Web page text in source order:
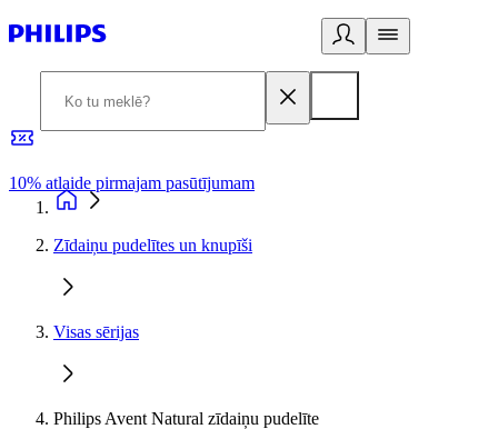
10% atlaide pirmajam pasūtījumam
Zīdaiņu pudelītes un knupīši
Visas sērijas
Philips Avent Natural zīdaiņu pudelīte